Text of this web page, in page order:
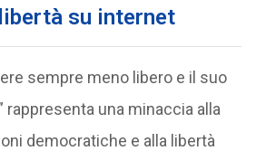
su internet
sempre meno libero e il suo
rappresenta una minaccia alla
democratiche e alla libertà